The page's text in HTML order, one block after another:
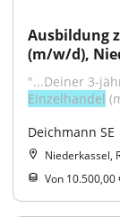
Ausbildung
(m/w/d),
Einzelhandel
Deichmann SE
Niederkassel,
Von 10.500,00